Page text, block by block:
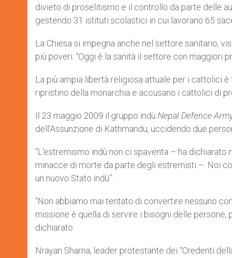
divieto di proselitismo e il controllo da parte delle
gestendo 31 istituti scolastici in cui lavorano 65
La Chiesa si impegna anche nel settore sanitario,
più poveri. “Oggi è la sanità il settore con maggiori
La più ampia libertà religiosa attuale per i cattolici
ripristino della monarchia e accusano i cattolici di
Il 23 maggio 2009 il gruppo indù Nepal Defence
dell’Assunzione di Kathmandu, uccidendo due
“L’estremismo indù non ci spaventa – ha
minacce di morte da parte degli estremisti –. Noi
un nuovo Stato indù”.
“Non abbiamo mai tentato di convertire nessuno
missione è quella di servire i bisogni delle persone,
dichiarato.
Nrayan Sharna, leader protestante dei “Credenti